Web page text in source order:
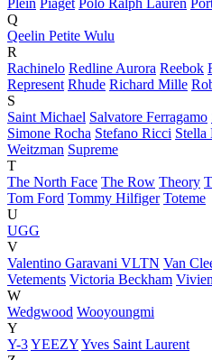
Plein Piaget Polo Ralph Lauren
Q
Qeelin Petite Wulu
R
Rachinelo Redline Aurora Reebok
Represent Rhude Richard Mille
S
Saint Michael Salvatore Ferragamo
Simone Rocha Stefano Ricci Stella
Weitzman Supreme
T
The North Face The Row Theory
Tom Ford Tommy Hilfiger Toteme
U
UGG
V
Valentino Garavani VLTN Van
Vetements Victoria Beckham
W
Wedgwood Wooyoungmi
Y
Y-3YEEZYYves Saint Laurent